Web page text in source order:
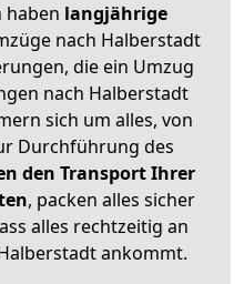
haben langjährige
nach Halberstadt
die ein Umzug
nach Halberstadt
sich um alles, von
Durchführung des
den Transport Ihrer
, packen alles sicher
alles rechtzeitig an
ankommt.